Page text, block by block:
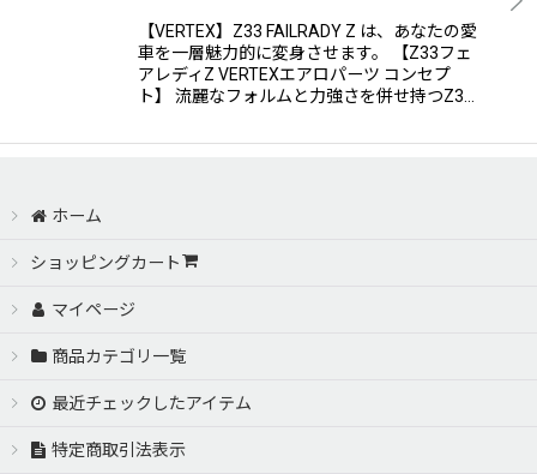
【VERTEX】Z33 FAILRADY Z は、あなたの愛
車を一層魅力的に変身させます。 【Z33フェ
アレディZ VERTEXエアロパーツ コンセプ
ト】 流麗なフォルムと力強さを併せ持つZ3…
ホーム
ショッピングカート
マイページ
商品カテゴリ一覧
最近チェックしたアイテム
特定商取引法表示